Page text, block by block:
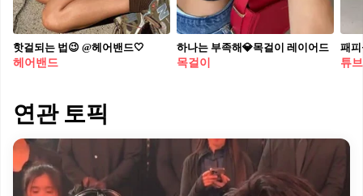
핫걸되는 법😉 @헤어밴드🤍​
헤어밴드
하나는 부족해💎목걸이 레이어드
목걸이
패
튜
연관 토픽